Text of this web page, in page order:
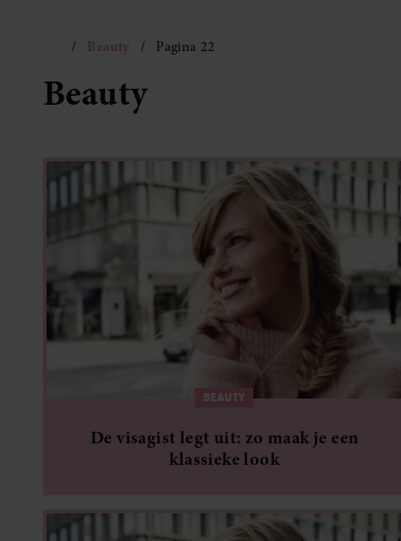
Beauty Pagina 22
Beauty
BEAUTY
De visagist legt uit: zo maak je een
klassieke look